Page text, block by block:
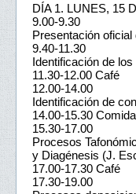
DÍA 1. LUNES, 15
9.00-9.30
Presentación
9.40-11.30
Identificación de
11.30-12.00 Café
12.00-14.00
Identificación de
14.00-15.30 Comida
15.30-17.00
Procesos
y Diagénesis (J.
17.00-17.30 Café
17.30-19.00